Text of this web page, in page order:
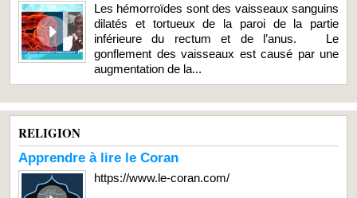
Les hémorroïdes sont des vaisseaux sanguins
dilatés et tortueux de la paroi de la partie
inférieure du rectum et de l’anus. Le
gonflement des vaisseaux est causé par une
augmentation de la...
RELIGION
Apprendre à lire le Coran
https://www.le-coran.com/